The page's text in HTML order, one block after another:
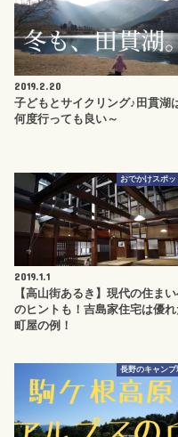
2019.2.20
子どもとサイクリング♪田貫湖
何度行っても良い～
おでかけスポッ
2019.1.1
【高山街あるき】現代の住ま
のヒントも！吉島家住宅は優れ
町屋の例！
長野のキャンプ